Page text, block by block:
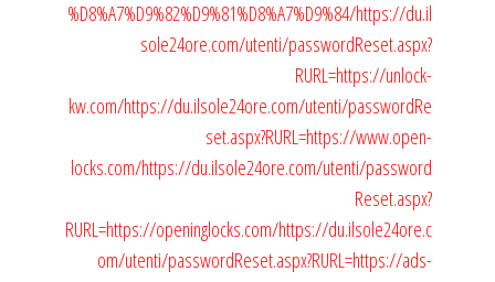
%D8%A7%D9%82%D9%81%D8%A7%D9%84/https://du.il
sole24ore.com/utenti/passwordReset.aspx?
RURL=https://unlock-
kw.com/https://du.ilsole24ore.com/utenti/passwordRe
set.aspx?RURL=https://www.open-
locks.com/https://du.ilsole24ore.com/utenti/password
Reset.aspx?
RURL=https://openinglocks.com/https://du.ilsole24ore.c
om/utenti/passwordReset.aspx?RURL=https://ads-